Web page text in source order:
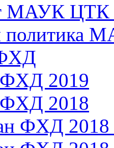
МАУК ЦТК
политика
2019
2018
ФХД